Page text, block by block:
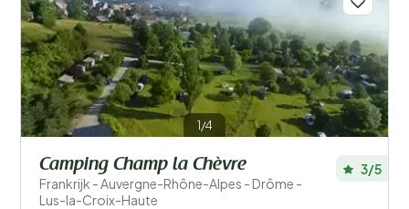
1/4
Camping Champ la Chèvre
Frankrijk - Auvergne-Rhône-Alpes - Drôme -
Lus-la-Croix-Haute
3/5